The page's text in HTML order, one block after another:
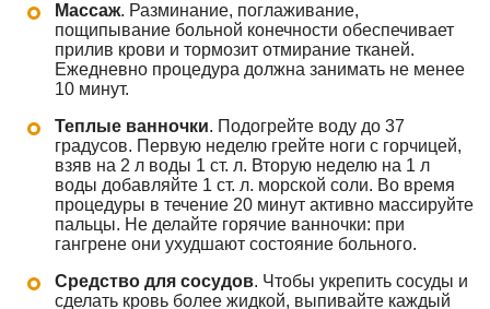
Массаж. Разминание, поглаживание,
пощипывание больной конечности обеспечивает
прилив крови и тормозит отмирание тканей.
Ежедневно процедура должна занимать не менее
10 минут.
Теплые ванночки. Подогрейте воду до 37
градусов. Первую неделю грейте ноги с горчицей,
взяв на 2 л воды 1 ст. л. Вторую неделю на 1 л
воды добавляйте 1 ст. л. морской соли. Во время
процедуры в течение 20 минут активно массируйте
пальцы. Не делайте горячие ванночки: при
гангрене они ухудшают состояние больного.
Средство для сосудов. Чтобы укрепить сосуды и
сделать кровь более жидкой, выпивайте каждый